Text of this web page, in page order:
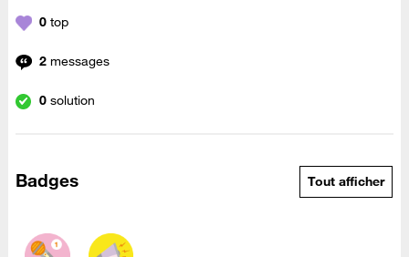
0 top
2 messages
0 solution
Badges Tout afficher